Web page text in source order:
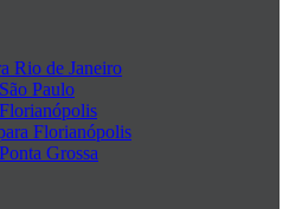
Rio de Janeiro
Paulo
Florianópolis
Grossa